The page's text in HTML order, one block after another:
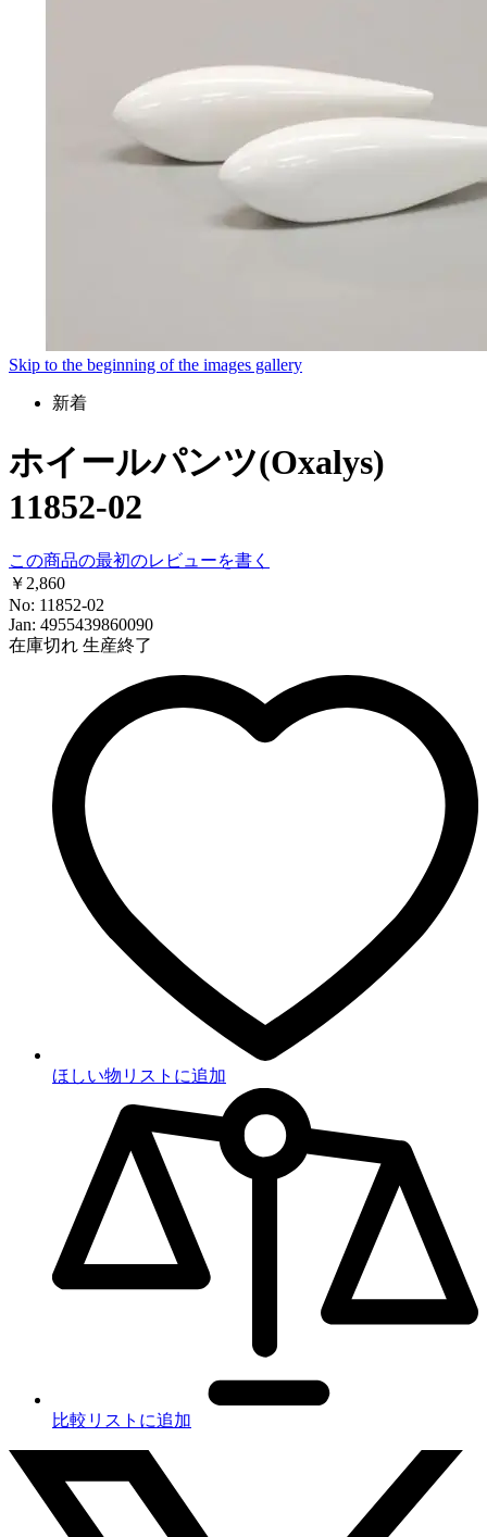
Skip to the beginning of the images gallery
新着
ホイールパンツ(Oxalys)
11852-02
この商品の最初のレビューを書く
￥2,860
No: 11852-02
Jan: 4955439860090
在庫切れ 生産終了
ほしい物リストに追加
比較リストに追加